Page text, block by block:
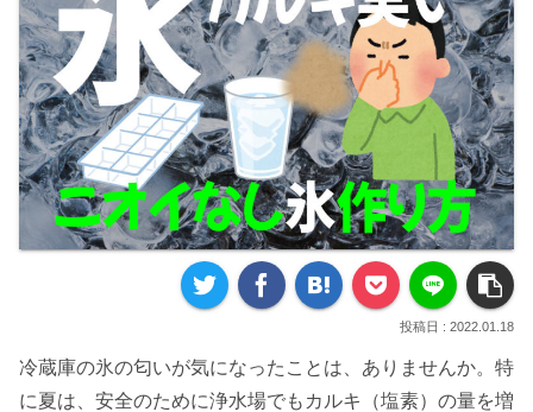
2022.01.18
冷蔵庫の氷の匂いが気になったことは、ありませんか。特
に夏は、安全のために浄水場でもカルキ（塩素）の量を増